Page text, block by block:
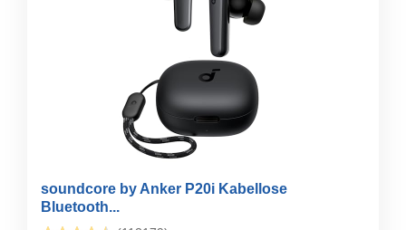
soundcore by Anker P20i Kabellose
Bluetooth...